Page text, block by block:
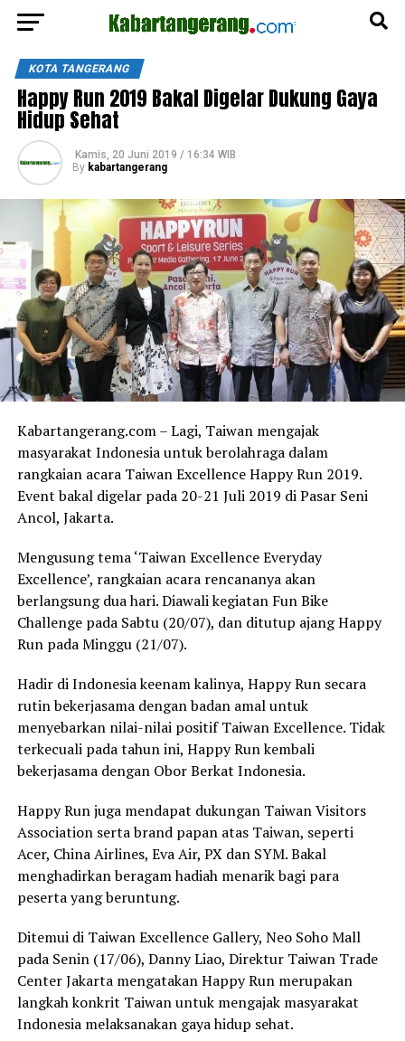
KOTA TANGERANG
Happy Run 2019 Bakal Digelar Dukung Gaya
Hidup Sehat
Kamis, 20 Juni 2019 / 16:34 WIB
By kabartangerang
Kabartangerang.com – Lagi, Taiwan mengajak
masyarakat Indonesia untuk berolahraga dalam
rangkaian acara Taiwan Excellence Happy Run 2019.
Event bakal digelar pada 20-21 Juli 2019 di Pasar Seni
Ancol, Jakarta.
Mengusung tema ‘Taiwan Excellence Everyday
Excellence’, rangkaian acara rencananya akan
berlangsung dua hari. Diawali kegiatan Fun Bike
Challenge pada Sabtu (20/07), dan ditutup ajang Happy
Run pada Minggu (21/07).
Hadir di Indonesia keenam kalinya, Happy Run secara
rutin bekerjasama dengan badan amal untuk
menyebarkan nilai-nilai positif Taiwan Excellence. Tidak
terkecuali pada tahun ini, Happy Run kembali
bekerjasama dengan Obor Berkat Indonesia.
Happy Run juga mendapat dukungan Taiwan Visitors
Association serta brand papan atas Taiwan, seperti
Acer, China Airlines, Eva Air, PX dan SYM. Bakal
menghadirkan beragam hadiah menarik bagi para
peserta yang beruntung.
Ditemui di Taiwan Excellence Gallery, Neo Soho Mall
pada Senin (17/06), Danny Liao, Direktur Taiwan Trade
Center Jakarta mengatakan Happy Run merupakan
langkah konkrit Taiwan untuk mengajak masyarakat
Indonesia melaksanakan gaya hidup sehat.